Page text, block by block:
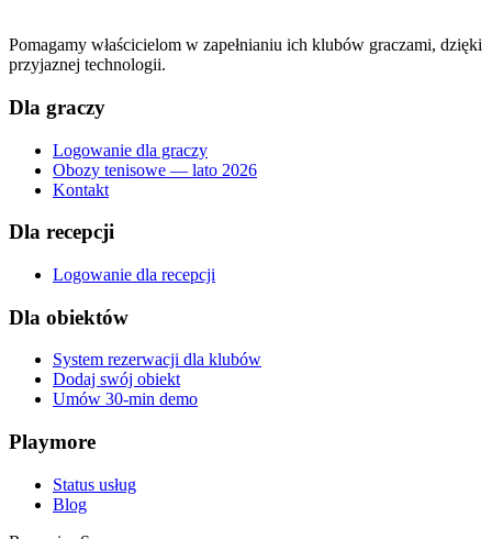
Pomagamy właścicielom w zapełnianiu ich klubów graczami, dzięki
przyjaznej technologii.
Dla graczy
Logowanie dla graczy
Obozy tenisowe — lato 2026
Kontakt
Dla recepcji
Logowanie dla recepcji
Dla obiektów
System rezerwacji dla klubów
Dodaj swój obiekt
Umów 30-min demo
Playmore
Status usług
Blog